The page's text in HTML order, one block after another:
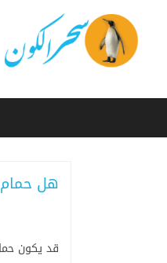
هل
قد يكون